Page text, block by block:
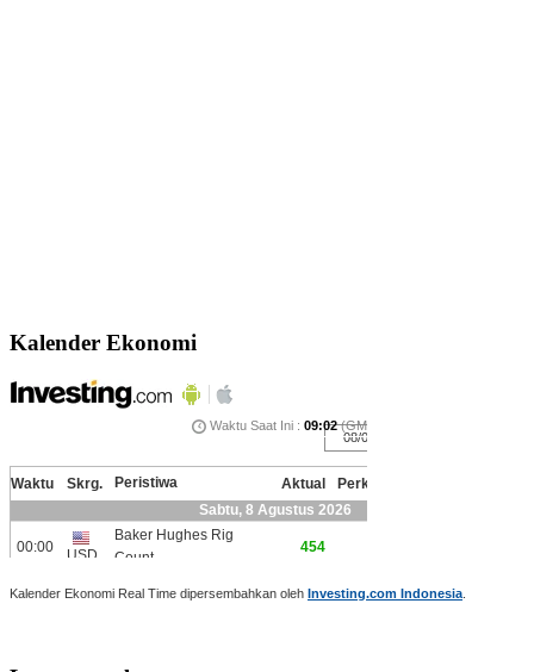
Kalender Ekonomi
Kalender Ekonomi Real Time dipersembahkan oleh Investing.com Indonesia